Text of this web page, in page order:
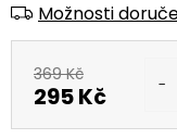
Možnosti
369 Kč
295 Kč